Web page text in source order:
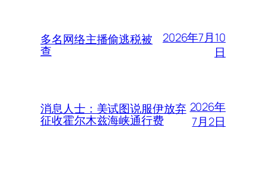
多名网络主播偷逃税被
查
2026年7月10
日
消息人士：美试图说服伊放弃
征收霍尔木兹海峡通行费
2026年
7月2日